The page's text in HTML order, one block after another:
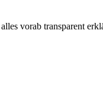
vorab transparent